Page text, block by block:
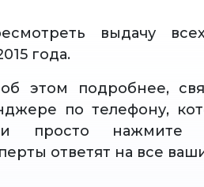
выдачу
года.
этом подробнее,
по телефону,
просто нажмите
ответят на все